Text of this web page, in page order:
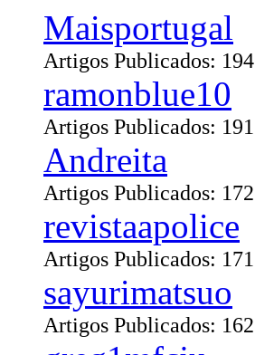
Maisportugal
Artigos Publicados: 194
ramonblue10
Artigos Publicados: 191
Andreita
Artigos Publicados: 172
revistaapolice
Artigos Publicados: 171
sayurimatsuo
Artigos Publicados: 162